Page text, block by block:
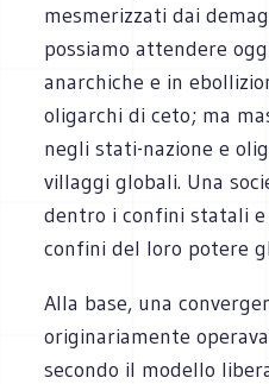
mesmerizzati dai
possiamo attendere
anarchiche e in
oligarchi di ceto; ma
negli stati-nazione e
villaggi globali. Una
dentro i confini statali
confini del loro potere
Alla base, una
originariamente
secondo il modello